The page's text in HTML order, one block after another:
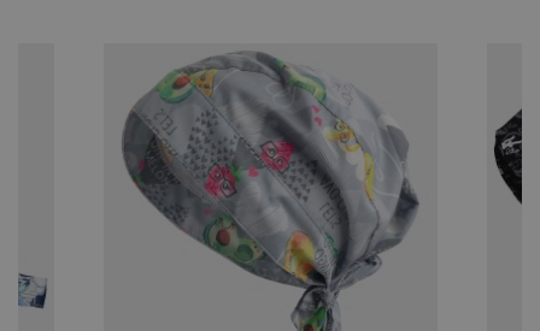
DE FUNCŢIONALITATE
NECLASIFICATE